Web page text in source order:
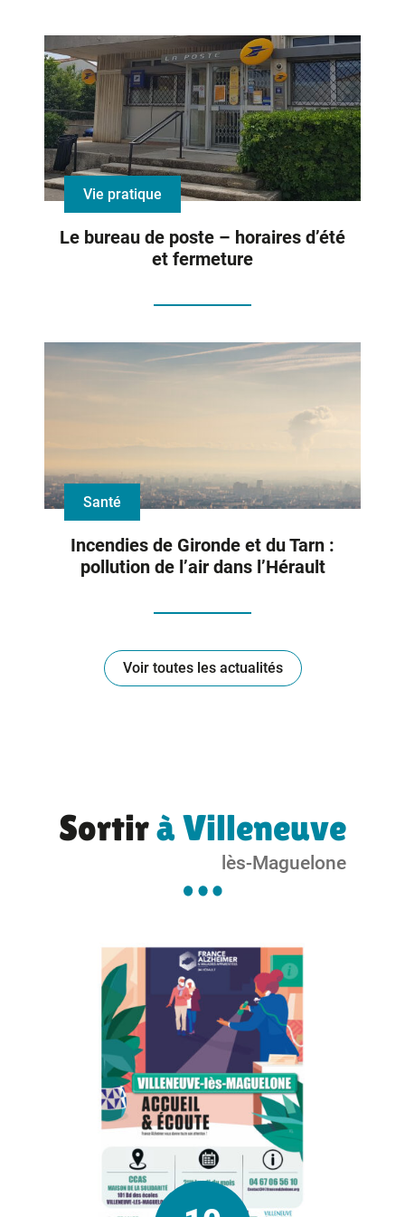
Vie pratique
Le bureau de poste – horaires d’été
et fermeture
Santé
Incendies de Gironde et du Tarn :
pollution de l’air dans l’Hérault
Voir toutes les actualités
Sortirà Villeneuve
lès-Maguelone